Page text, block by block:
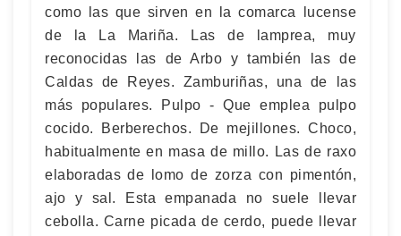
como las que sirven en la comarca lucense
de la La Mariña. Las de lamprea, muy
reconocidas las de Arbo y también las de
Caldas de Reyes. Zamburiñas, una de las
más populares. Pulpo - Que emplea pulpo
cocido. Berberechos. De mejillones. Choco,
habitualmente en masa de millo. Las de raxo
elaboradas de lomo de zorza con pimentón,
ajo y sal. Esta empanada no suele llevar
cebolla. Carne picada de cerdo, puede llevar